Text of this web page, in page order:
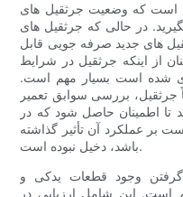
است که وضعیت جرثقیل های
در حالی که جرثقیل های
های جدید صرفه جویی قابل
از اینکه جرثقیل در شرایط
شده است بسیار مهم است.
بررسی سوابق تعمیر
تا اطمینان حاصل شود که در
بر عملکرد آن تأثیر گذاشته
باشد، دخیل نبوده است.
وجود قطعات یدکی و
است. این شامل ارزیابی در